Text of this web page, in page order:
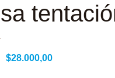
$28.000,00